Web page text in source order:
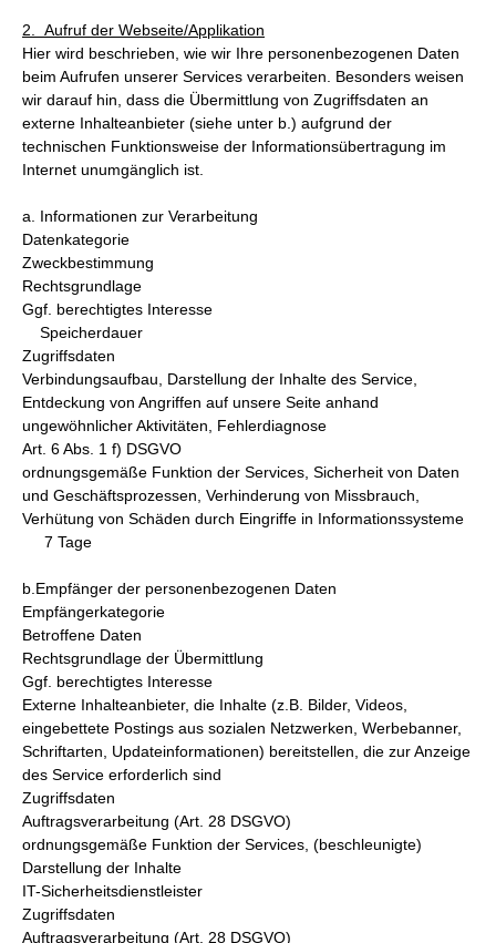
2. Aufruf der Webseite/Applikation
Hier wird beschrieben, wie wir Ihre personenbezogenen Daten
beim Aufrufen unserer Services verarbeiten. Besonders weisen
wir darauf hin, dass die Übermittlung von Zugriffsdaten an
externe Inhalteanbieter (siehe unter b.) aufgrund der
technischen Funktionsweise der Informationsübertragung im
Internet unumgänglich ist.
a. Informationen zur Verarbeitung
Datenkategorie
Zweckbestimmung
Rechtsgrundlage
Ggf. berechtigtes Interesse
Speicherdauer
Zugriffsdaten
Verbindungsaufbau, Darstellung der Inhalte des Service,
Entdeckung von Angriffen auf unsere Seite anhand
ungewöhnlicher Aktivitäten, Fehlerdiagnose
Art. 6 Abs. 1 f) DSGVO
ordnungsgemäße Funktion der Services, Sicherheit von Daten
und Geschäftsprozessen, Verhinderung von Missbrauch,
Verhütung von Schäden durch Eingriffe in Informationssysteme
7 Tage
b.Empfänger der personenbezogenen Daten
Empfängerkategorie
Betroffene Daten
Rechtsgrundlage der Übermittlung
Ggf. berechtigtes Interesse
Externe Inhalteanbieter, die Inhalte (z.B. Bilder, Videos,
eingebettete Postings aus sozialen Netzwerken, Werbebanner,
Schriftarten, Updateinformationen) bereitstellen, die zur Anzeige
des Service erforderlich sind
Zugriffsdaten
Auftragsverarbeitung (Art. 28 DSGVO)
ordnungsgemäße Funktion der Services, (beschleunigte)
Darstellung der Inhalte
IT-Sicherheitsdienstleister
Zugriffsdaten
Auftragsverarbeitung (Art. 28 DSGVO)